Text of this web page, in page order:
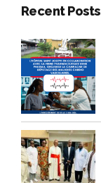
Recent Posts